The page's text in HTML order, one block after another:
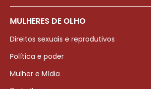
MULHERES DE OLHO
Direitos sexuais e reprodutivos
Política e poder
Mulher e Mídia